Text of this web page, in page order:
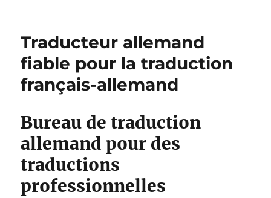
Traducteur allemand
fiable pour la traduction
français-allemand
Bureau de traduction
allemand pour des
traductions
professionnelles